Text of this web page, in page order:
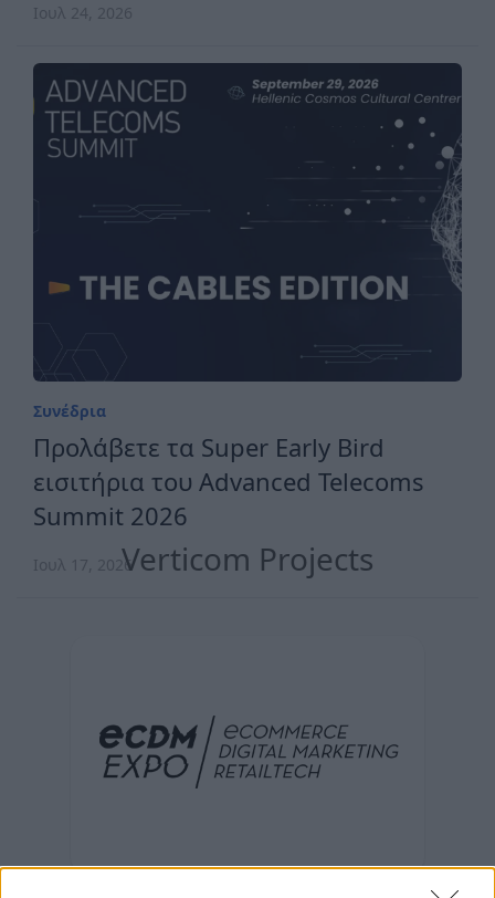
Ιουλ 24, 2026
Συνέδρια
Προλάβετε τα Super Early Bird
εισιτήρια του Advanced Telecoms
Summit 2026
Ιουλ 17, 2026Verticom Projects